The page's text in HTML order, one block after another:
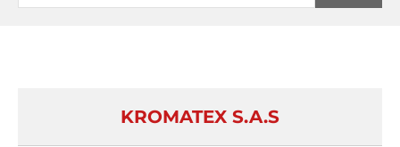
KROMATEX S.A.S